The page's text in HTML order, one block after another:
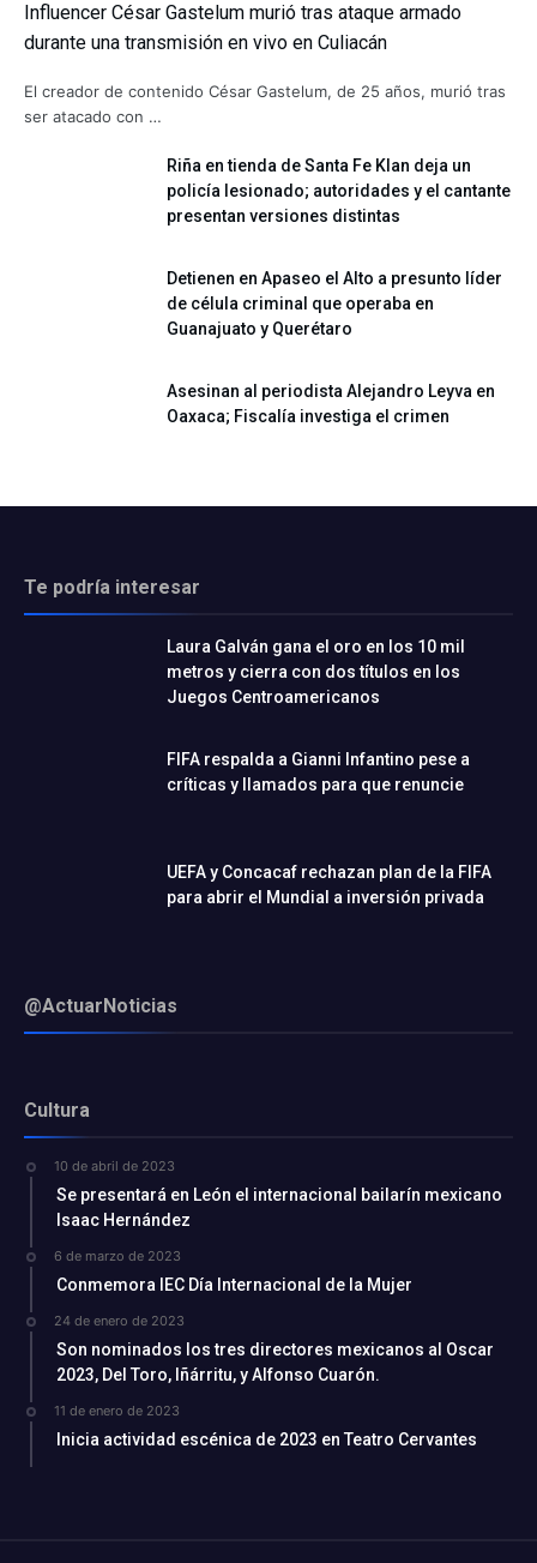
Influencer César Gastelum murió tras ataque armado
durante una transmisión en vivo en Culiacán
El creador de contenido César Gastelum, de 25 años, murió tras
ser atacado con …
Riña en tienda de Santa Fe Klan deja un
policía lesionado; autoridades y el cantante
presentan versiones distintas
Detienen en Apaseo el Alto a presunto líder
de célula criminal que operaba en
Guanajuato y Querétaro
Asesinan al periodista Alejandro Leyva en
Oaxaca; Fiscalía investiga el crimen
Te podría interesar
Laura Galván gana el oro en los 10 mil
metros y cierra con dos títulos en los
Juegos Centroamericanos
FIFA respalda a Gianni Infantino pese a
críticas y llamados para que renuncie
UEFA y Concacaf rechazan plan de la FIFA
para abrir el Mundial a inversión privada
@ActuarNoticias
Cultura
10 de abril de 2023
Se presentará en León el internacional bailarín mexicano
Isaac Hernández
6 de marzo de 2023
Conmemora IEC Día Internacional de la Mujer
24 de enero de 2023
Son nominados los tres directores mexicanos al Oscar
2023, Del Toro, Iñárritu, y Alfonso Cuarón.
11 de enero de 2023
Inicia actividad escénica de 2023 en Teatro Cervantes